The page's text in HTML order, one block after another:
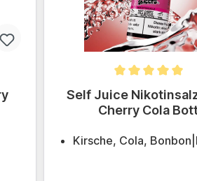
0 von 5 SternenDurchschnittliche
Self Juice
Cherry Cola
Kirsche, Cola,